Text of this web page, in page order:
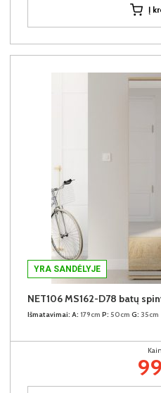
Į
YRA SANDĖLYJE
NET106 MS162-D78 batų
Išmatavimai: A: 179cm P: 50cm G: 35cm